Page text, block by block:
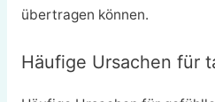
übertragen können.
Häufige Ursachen für